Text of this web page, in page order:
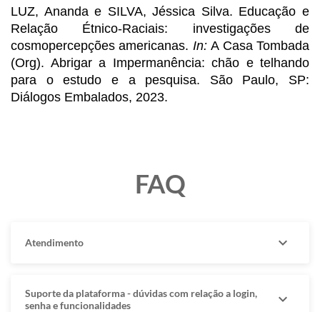
LUZ, Ananda e SILVA, Jéssica Silva. Educação e
Relação Étnico-Raciais: investigações de
cosmopercepções americanas. In: A Casa Tombada
(Org). Abrigar a Impermanência: chão e telhando
para o estudo e a pesquisa. São Paulo, SP:
Diálogos Embalados, 2023.
FAQ
Atendimento expand_more
Suporte da plataforma - dúvidas com relação a login,
senha e funcionalidades
expand_more